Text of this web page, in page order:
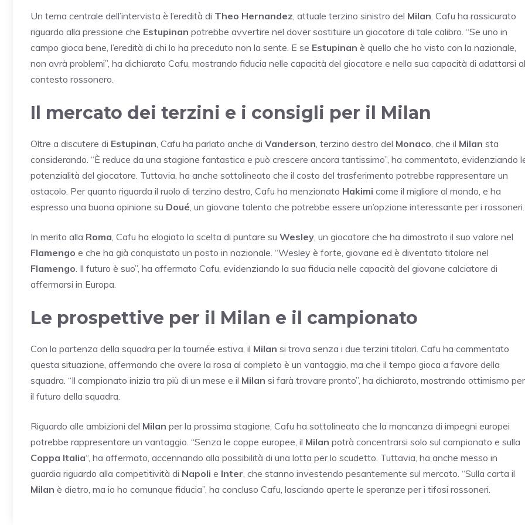
Un tema centrale dell’intervista è l’eredità di Theo Hernandez, attuale terzino sinistro del Milan. Cafu ha rassicurato
riguardo alla pressione che Estupinan potrebbe avvertire nel dover sostituire un giocatore di tale calibro. “Se uno in
campo gioca bene, l’eredità di chi lo ha preceduto non la sente. E se Estupinan è quello che ho visto con la nazionale,
non avrà problemi”, ha dichiarato Cafu, mostrando fiducia nelle capacità del giocatore e nella sua capacità di adattarsi al
contesto rossonero.
Il mercato dei terzini e i consigli per il Milan
Oltre a discutere di Estupinan, Cafu ha parlato anche di Vanderson, terzino destro del Monaco, che il Milan sta
considerando. “È reduce da una stagione fantastica e può crescere ancora tantissimo”, ha commentato, evidenziando
potenzialità del giocatore. Tuttavia, ha anche sottolineato che il costo del trasferimento potrebbe rappresentare un
ostacolo. Per quanto riguarda il ruolo di terzino destro, Cafu ha menzionato Hakimi come il migliore al mondo, e ha
espresso una buona opinione su Doué, un giovane talento che potrebbe essere un’opzione interessante per i rossoneri.
In merito alla Roma, Cafu ha elogiato la scelta di puntare su Wesley, un giocatore che ha dimostrato il suo valore nel
Flamengo e che ha già conquistato un posto in nazionale. “Wesley è forte, giovane ed è diventato titolare nel
Flamengo. Il futuro è suo”, ha affermato Cafu, evidenziando la sua fiducia nelle capacità del giovane calciatore di
affermarsi in Europa.
Le prospettive per il Milan e il campionato
Con la partenza della squadra per la tournée estiva, il Milan si trova senza i due terzini titolari. Cafu ha commentato
questa situazione, affermando che avere la rosa al completo è un vantaggio, ma che il tempo gioca a favore della
squadra. “Il campionato inizia tra più di un mese e il Milan si farà trovare pronto”, ha dichiarato, mostrando ottimismo per
il futuro della squadra.
Riguardo alle ambizioni del Milan per la prossima stagione, Cafu ha sottolineato che la mancanza di impegni europei
potrebbe rappresentare un vantaggio. “Senza le coppe europee, il Milan potrà concentrarsi solo sul campionato e sulla
Coppa Italia“, ha affermato, accennando alla possibilità di una lotta per lo scudetto. Tuttavia, ha anche messo in
guardia riguardo alla competitività di Napoli e Inter, che stanno investendo pesantemente sul mercato. “Sulla carta il
Milan è dietro, ma io ho comunque fiducia”, ha concluso Cafu, lasciando aperte le speranze per i tifosi rossoneri.